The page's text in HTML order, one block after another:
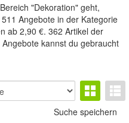
"Dekoration" geht,
Angebote in der Kategorie
ab 2,90 €. 362 Artikel der
kannst du gebraucht
Suche speichern